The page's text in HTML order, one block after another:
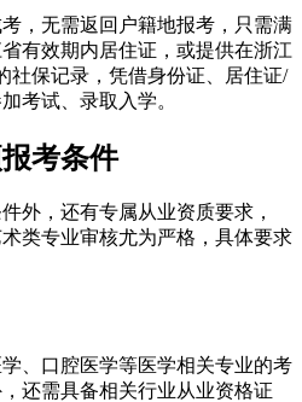
，无需返回户籍地报考，只需满
有效期内居住证，或提供在浙江
社保记录，凭借身份证、居住证/
考试、录取入学。
考条件
外，还有专属从业资质要求，
类专业审核尤为严格，具体要求
、口腔医学等医学相关专业的考
还需具备相关行业从业资格证